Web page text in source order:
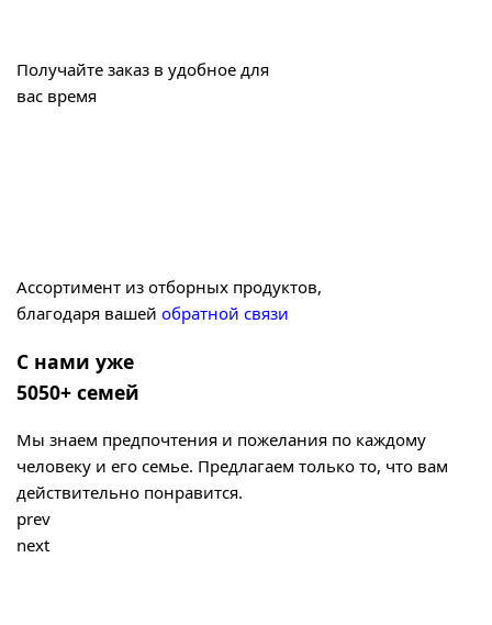
Получайте заказ в удобное для
вас время
Ассортимент из отборных продуктов,
благодаря вашей обратной связи
С нами уже
5050+ семей
Мы знаем предпочтения и пожелания по каждому
человеку и его семье. Предлагаем только то, что вам
действительно понравится.
prev
next